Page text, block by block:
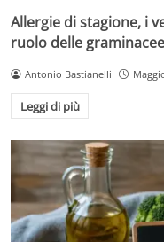
Allergie di stagione, i
ruolo delle graminacee
Antonio Bastianelli
Leggi di più